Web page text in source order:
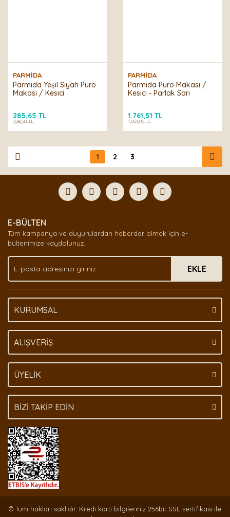
PARMİDA
Parmida Yeşil Siyah Puro
Makası / Kesici
285,65 TL
328,50 TL
PARMİDA
Parmida Puro Makası /
Kesici - Parlak Sarı
1.761,51 TL
1.951,95 TL
1 2 3
E-BÜLTEN
Tüm kampanya ve duyurulardan haberdar olmak için e-
bültenimize kaydolunuz.
EKLE
KURUMSAL
ALIŞVERİŞ
ÜYELİK
BİZİ TAKİP EDİN
© Tüm hakları saklıdır. Kredi kartı bilgileriniz 256bit SSL sertifikası ile